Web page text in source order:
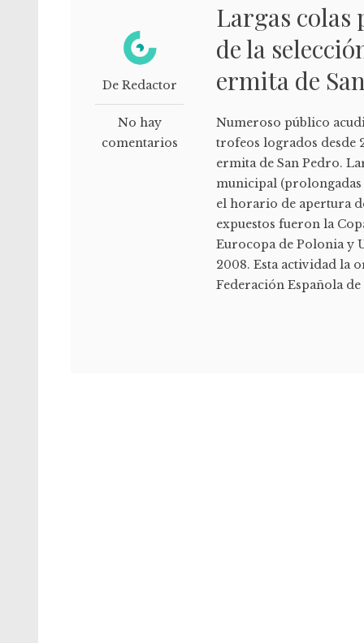
De Redactor
No hay
comentarios
Largas colas
de la
ermita de
Numeroso público
trofeos logrados desde
ermita de San Pedro.
municipal (prolongadas
el horario de apertura
expuestos fueron la
Eurocopa de Polonia y
2008. Esta actividad la
Federación Española